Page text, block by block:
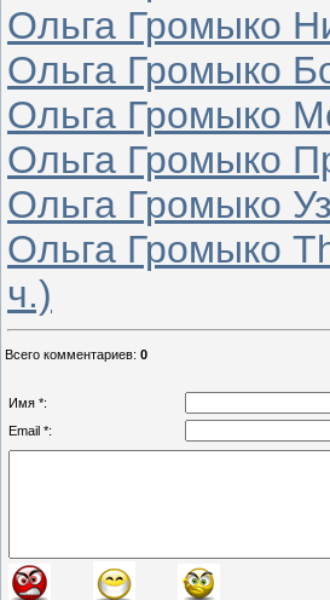
Ольга Громыко
Ольга Громыко
Ольга Громыко
Ольга Громыко
Ольга Громыко
Ольга Громыко
ч.)
Всего комментариев: 0
Имя *:
Email *: